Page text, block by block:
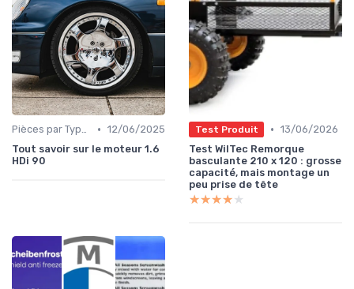
Pièces par Type (Freins, Moteur, etc.) • 12/06/2025
Tout savoir sur le moteur 1.6
HDi 90
Test Produit • 13/06/2026
Test WilTec Remorque
basculante 210 x 120 : grosse
capacité, mais montage un
peu prise de tête
★★★★★
★★★★★